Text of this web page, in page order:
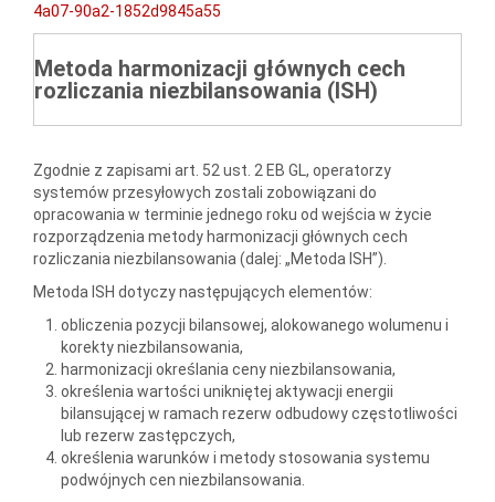
4a07-90a2-1852d9845a55
Metoda harmonizacji głównych cech
rozliczania niezbilansowania (ISH)
Zgodnie z zapisami art. 52 ust. 2 EB GL, operatorzy
systemów przesyłowych zostali zobowiązani do
opracowania w terminie jednego roku od wejścia w życie
rozporządzenia metody harmonizacji głównych cech
rozliczania niezbilansowania (dalej: „Metoda ISH”).
Metoda ISH dotyczy następujących elementów:
obliczenia pozycji bilansowej, alokowanego wolumenu i
korekty niezbilansowania,
harmonizacji określania ceny niezbilansowania,
określenia wartości unikniętej aktywacji energii
bilansującej w ramach rezerw odbudowy częstotliwości
lub rezerw zastępczych,
określenia warunków i metody stosowania systemu
podwójnych cen niezbilansowania.